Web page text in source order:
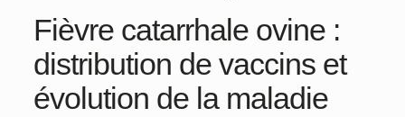
Fièvre catarrhale ovine :
distribution de vaccins et
évolution de la maladie